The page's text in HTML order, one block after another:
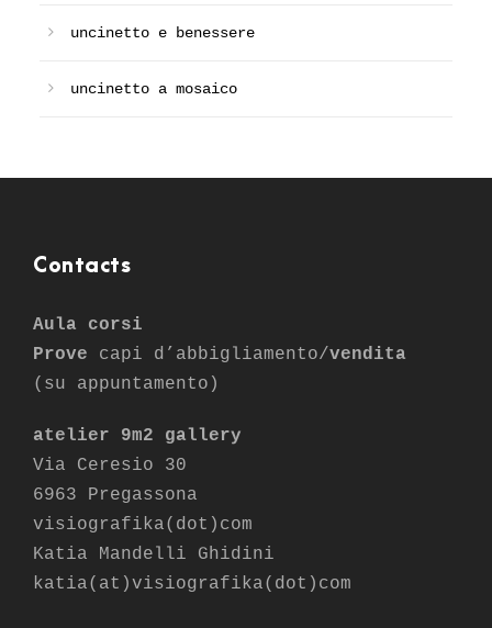
uncinetto e benessere
uncinetto a mosaico
Contacts
Aula corsi
Prove capi d’abbigliamento/vendita
(su appuntamento)
atelier 9m2 gallery
Via Ceresio 30
6963 Pregassona
visiografika(dot)com
Katia Mandelli Ghidini
katia(at)visiografika(dot)com